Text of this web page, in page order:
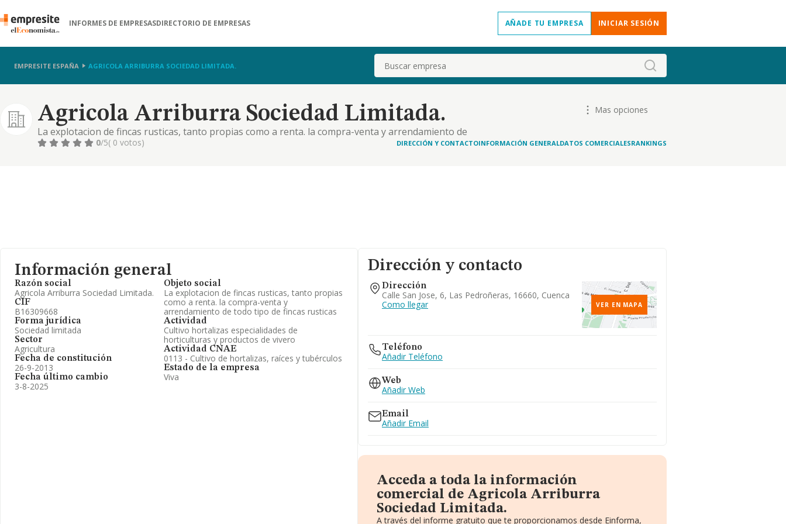
INFORMES DE EMPRESASDIRECTORIO DE EMPRESAS AÑADE TU EMPRESA INICIAR SESIÓN
EMPRESITE ESPAÑA AGRICOLA ARRIBURRA SOCIEDAD LIMITADA. Buscar
Agricola Arriburra Sociedad Limitada.
La explotacion de fincas rusticas, tanto propias como a renta. la compra-venta y arrendamiento de
todo tipo de fincas rusticas
Mas opciones
0/5( 0 votos) DIRECCIÓN Y CONTACTOINFORMACIÓN GENERALDATOS COMERCIALESRANKINGS
Información general
Razón social
Agricola Arriburra Sociedad Limitada.
CIF
B16309668
Forma jurídica
Sociedad limitada
Sector
Agricultura
Fecha de constitución
26-9-2013
Fecha último cambio
3-8-2025
Objeto social
La explotacion de fincas rusticas, tanto propias
como a renta. la compra-venta y
arrendamiento de todo tipo de fincas rusticas
Actividad
Cultivo hortalizas especialidades de
horticulturas y productos de vivero
Actividad CNAE
0113 - Cultivo de hortalizas, raíces y tubérculos
Estado de la empresa
Viva
Dirección y contacto
Dirección
Calle San Jose, 6, Las Pedroñeras, 16660, Cuenca
Como llegar
VER EN MAPA
Teléfono
Añadir Teléfono
Web
Añadir Web
Email
Añadir Email
Acceda a toda la información
comercial de Agricola Arriburra
Sociedad Limitada.
A través del informe gratuito que te proporcionamos desde Einforma,